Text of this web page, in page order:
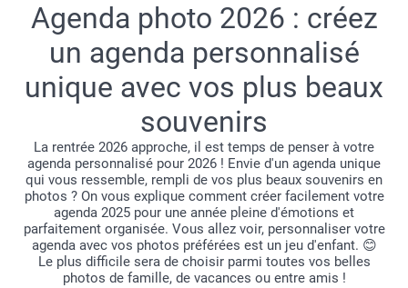
Agenda photo 2026 : créez
un agenda personnalisé
unique avec vos plus beaux
souvenirs
La rentrée 2026 approche, il est temps de penser à votre
agenda personnalisé pour 2026 ! Envie d'un agenda unique
qui vous ressemble, rempli de vos plus beaux souvenirs en
photos ? On vous explique comment créer facilement votre
agenda 2025 pour une année pleine d'émotions et
parfaitement organisée. Vous allez voir, personnaliser votre
agenda avec vos photos préférées est un jeu d'enfant. 😊
Le plus difficile sera de choisir parmi toutes vos belles
photos de famille, de vacances ou entre amis !